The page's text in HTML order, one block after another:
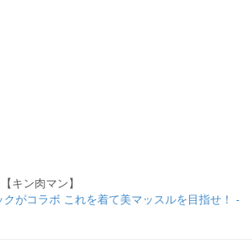
キン肉マン】
がコラボ これを着て美マッスルを目指せ！ -